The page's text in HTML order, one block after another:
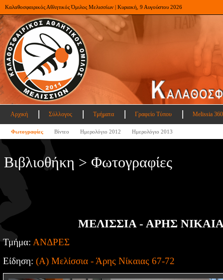
Καλαθοσφαιρικός Αθλητικός Όμιλος Μελισσίων | Κυριακή, 9 Αυγούστου 2026
Αρχική Σύλλογος Τμήματα Γραφείο Τύπου Melissia
Φωτογραφίες Βίντεο Ημερολόγιο 2012 Ημερολόγιο 2013
Βιβλιοθήκη > Φωτογραφίες
ΜΕΛΙΣΣΙΑ - ΑΡΗΣ
Τμήμα: ΑΝΔΡΕΣ
Είδηση: (Α) Μελίσσια - Άρης Νίκαιας 67-72